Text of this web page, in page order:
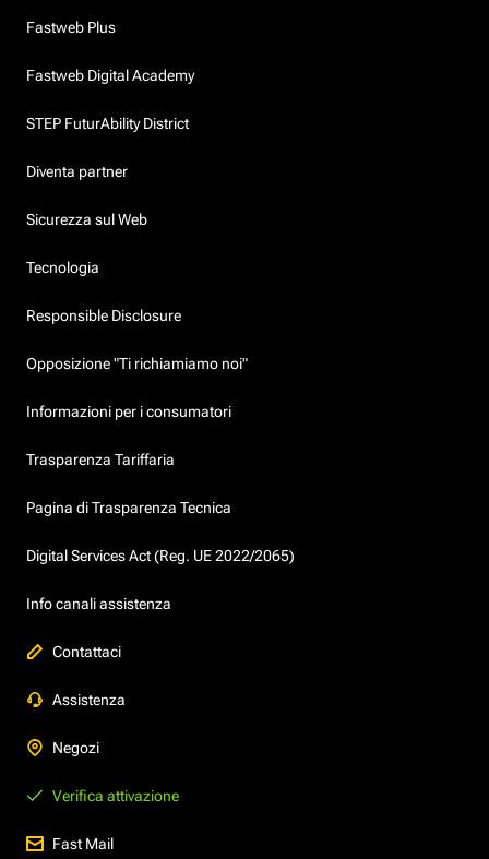
Fastweb Plus
Fastweb Digital Academy
STEP FuturAbility District
Diventa partner
Sicurezza sul Web
Tecnologia
Responsible Disclosure
Opposizione "Ti richiamiamo noi"
Informazioni per i consumatori
Trasparenza Tariffaria
Pagina di Trasparenza Tecnica
Digital Services Act (Reg. UE 2022/2065)
Info canali assistenza
Contattaci
Assistenza
Negozi
Verifica attivazione
Fast Mail